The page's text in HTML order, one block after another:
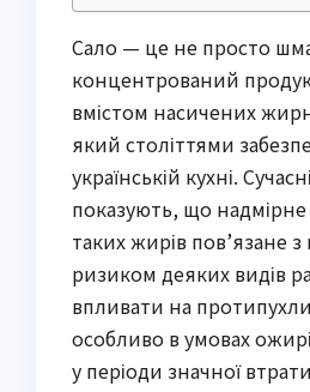
Сало — це не просто
концентрований
вмістом насичених
який століттями
українській кухні.
показують, що
таких жирів пов’язане
ризиком деяких видів
впливати на
особливо в умовах
у періоди значної